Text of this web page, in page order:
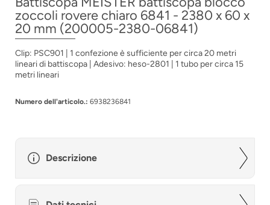
zoccoli rovere chiaro 6841 - 2380 x 60 x
20 mm (200005-2380-06841)
Clip: PSC901 | 1 confezione è sufficiente per circa 20 metri
lineari di battiscopa | Adesivo: heso-2801 | 1 tubo per circa 15
metri lineari
Numero dell'articolo.: 6938236841
Descrizione